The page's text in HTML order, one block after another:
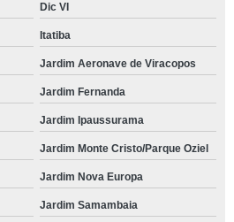
Dic VI
Itatiba
Jardim Aeronave de Viracopos
Jardim Fernanda
Jardim Ipaussurama
Jardim Monte Cristo/Parque Oziel
Jardim Nova Europa
Jardim Samambaia